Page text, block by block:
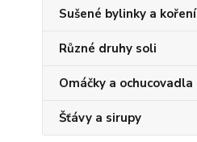
Sušené bylinky a koření
Různé druhy soli
Omáčky a ochucovadla
Šťávy a sirupy